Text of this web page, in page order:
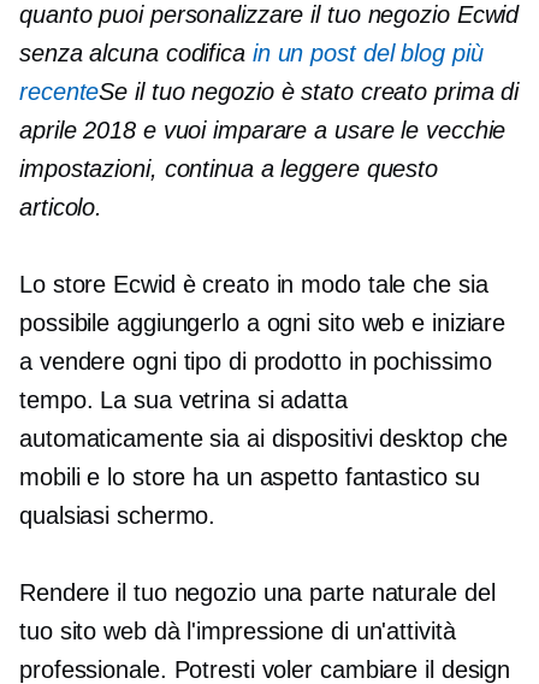
quanto puoi personalizzare il tuo negozio Ecwid
senza alcuna codifica in un post del blog più
recenteSe il tuo negozio è stato creato prima di
aprile 2018 e vuoi imparare a usare le vecchie
impostazioni, continua a leggere questo
articolo.
Lo store Ecwid è creato in modo tale che sia
possibile aggiungerlo a ogni sito web e iniziare
a vendere ogni tipo di prodotto in pochissimo
tempo. La sua vetrina si adatta
automaticamente sia ai dispositivi desktop che
mobili e lo store ha un aspetto fantastico su
qualsiasi schermo.
Rendere il tuo negozio una parte naturale del
tuo sito web dà l'impressione di un'attività
professionale. Potresti voler cambiare il design